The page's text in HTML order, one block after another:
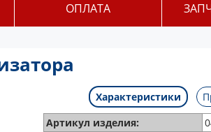
ОПЛАТА
Характеристики
Артикул изделия: